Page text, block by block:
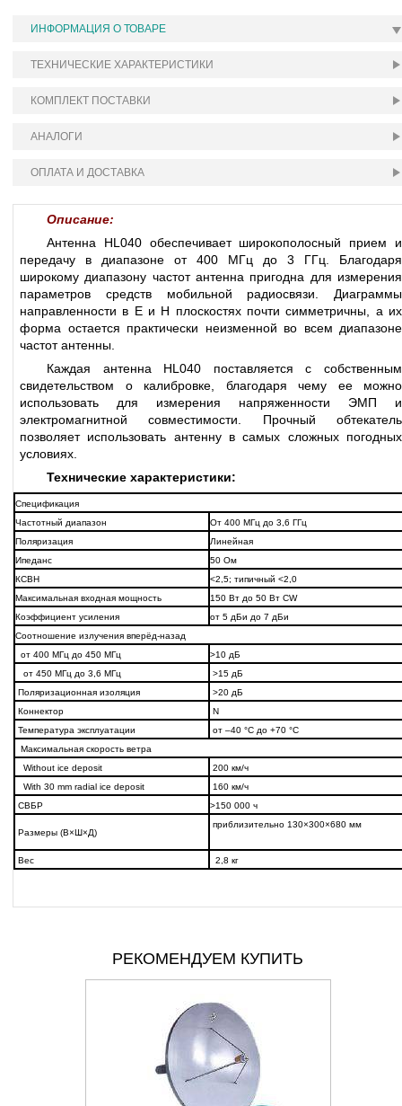
ИНФОРМАЦИЯ О ТОВАРЕ
ТЕХНИЧЕСКИЕ ХАРАКТЕРИСТИКИ
КОМПЛЕКТ ПОСТАВКИ
АНАЛОГИ
ОПЛАТА И ДОСТАВКА
Описание:
Антенна HL040 обеспечивает широкополосный прием и
передачу в диапазоне от 400 МГц до 3 ГГц. Благодаря
широкому диапазону частот антенна пригодна для измерения
параметров средств мобильной радиосвязи. Диаграммы
направленности в Е и Н плоскостях почти симметричны, а их
форма остается практически неизменной во всем диапазоне
частот антенны.
Каждая антенна HL040 поставляется с собственным
свидетельством о калибровке, благодаря чему ее можно
использовать для измерения напряженности ЭМП и
электромагнитной совместимости. Прочный обтекатель
позволяет использовать антенну в самых сложных погодных
условиях.
Технические характеристики:
Спецификация
Частотный диапазон
От 400 МГц до 3,6 ГГц
Поляризация
Линейная
Ипеданс
50 Ом
КСВН
<2,5; типичный <2,0
Максимальная входная мощность
150 Вт до 50 Вт CW
Коэффициент усиления
от 5 дБи до 7 дБи
Соотношение излучения вперёд-назад
от 400 МГц до 450 МГц
>10 дБ
от 450 МГц до 3,6 МГц
>15 дБ
Поляризационная изоляция
>20 дБ
Коннектор
N
Температура эксплуатации
от –40 °C до +70 °C
Максимальная скорость ветра
Without ice deposit
200 км/ч
With 30 mm radial ice deposit
160 км/ч
СВБР
>150 000 ч
Размеры (В×Ш×Д)
приблизительно 130×300×680 мм
Вес 2,8 кг
РЕКОМЕНДУЕМ КУПИТЬ